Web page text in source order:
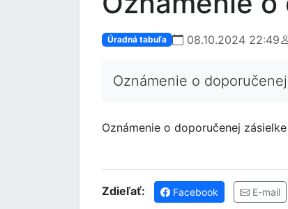
Úradná tabuľa 08.10.2024 22:49
Oznámenie o
Oznámenie o doporučenej
Zdieľať: Facebook E-mail